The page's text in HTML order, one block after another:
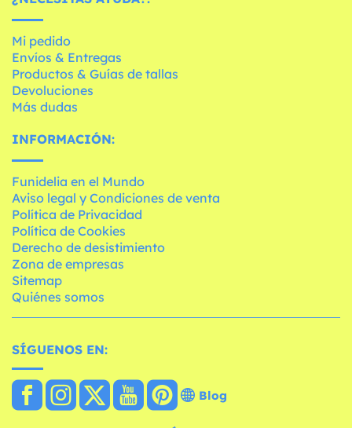
Mi pedido
Envíos & Entregas
Productos & Guías de tallas
Devoluciones
Más dudas
INFORMACIÓN:
Funidelia en el Mundo
Aviso legal y Condiciones de venta
Política de Privacidad
Política de Cookies
Derecho de desistimiento
Zona de empresas
Sitemap
Quiénes somos
SÍGUENOS EN:
Blog